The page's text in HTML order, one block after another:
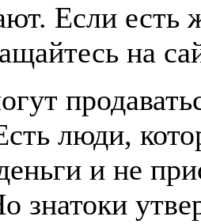
Если есть
на
люди,
и не
знатоки